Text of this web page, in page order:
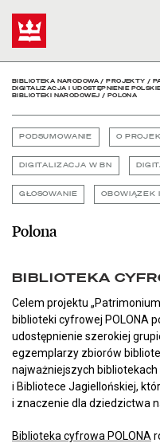
Polona -
BIBLIOTEKA NARODOWA/PROJEKTY /
DIGITALIZACJA I UDOSTĘPNIENIE
BIBLIOTEKI NARODOWEJ / POLONA
PODSUMOWANIE O
DIGITALIZACJA W BN
GŁOSOWANIE OBOWIĄZEK
Polona
BIBLIOTEKA
Celem projektu
biblioteki cyfrowej POLONA
udostępnienie szerokiej
egzemplarzy zbiorów
najważniejszych
i Bibliotece Jagiellońskiej,
i znaczenie dla dziedzictwa
Biblioteka cyfrowa POLONA